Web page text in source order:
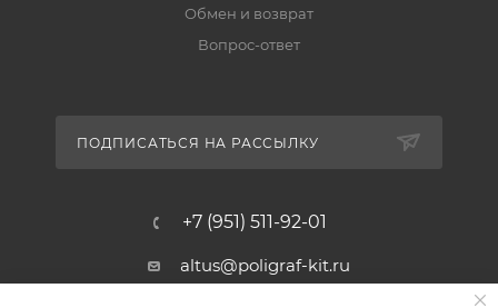
Обмен и возврат
Вопрос-ответ
ПОДПИСАТЬСЯ НА РАССЫЛКУ
+7 (951) 511-92-01
altus@poligraf-kit.ru